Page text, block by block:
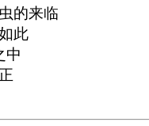
的来临
此
中